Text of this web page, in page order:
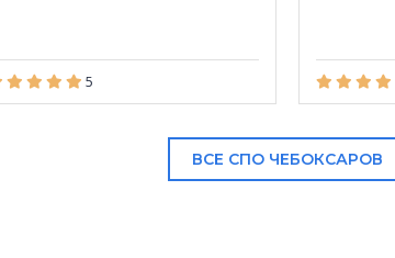
5
ВСЕ СПО ЧЕБОКСАРОВ